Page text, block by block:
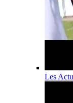
Les